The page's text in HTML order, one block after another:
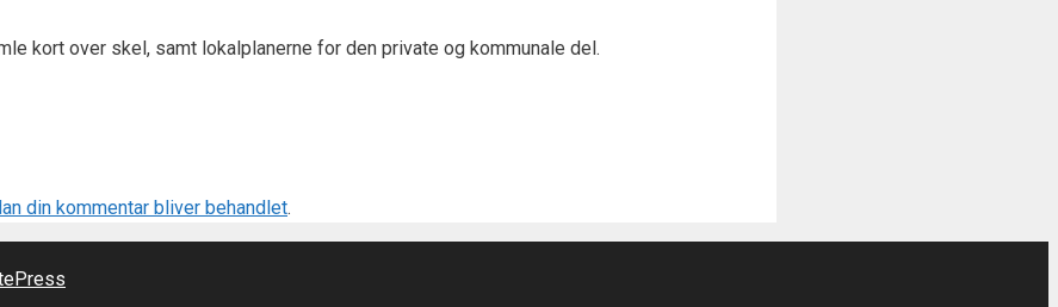
kort over skel, samt lokalplanerne for den private og kommunale del.
din kommentar bliver behandlet.